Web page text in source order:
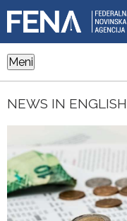
Meni
NEWS IN ENGLISH